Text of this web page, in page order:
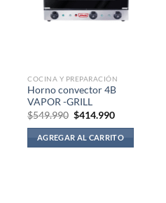
COCINA Y PREPARACIÓN
Horno convector 4B
VAPOR -GRILL
$549.990 El
original
era:
$549.990.
$414.990El
actual
es:
$414.990.
AGREGAR AL CARRITO